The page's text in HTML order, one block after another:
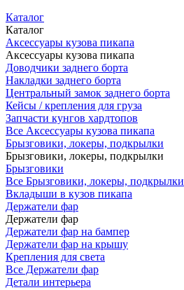
Каталог
Каталог
Аксессуары кузова пикапа
Аксессуары кузова пикапа
Доводчики заднего борта
Накладки заднего борта
Центральный замок заднего борта
Кейсы / крепления для груза
Запчасти кунгов хардтопов
Все Аксессуары кузова пикапа
Брызговики, локеры, подкрылки
Брызговики, локеры, подкрылки
Брызговики
Все Брызговики, локеры, подкрылки
Вкладыши в кузов пикапа
Держатели фар
Держатели фар
Держатели фар на бампер
Держатели фар на крышу
Крепления для света
Все Держатели фар
Детали интерьера